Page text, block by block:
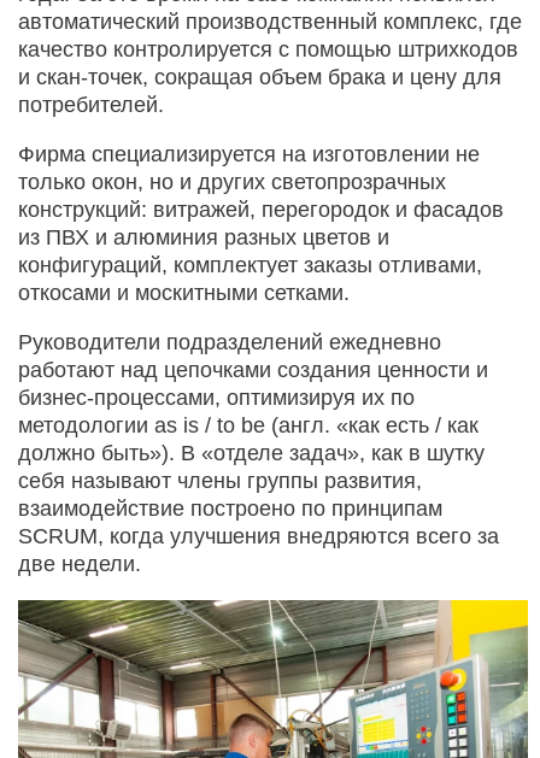
автоматический производственный комплекс, где
качество контролируется с помощью штрихкодов
и скан-точек, сокращая объем брака и цену для
потребителей.
Фирма специализируется на изготовлении не
только окон, но и других светопрозрачных
конструкций: витражей, перегородок и фасадов
из ПВХ и алюминия разных цветов и
конфигураций, комплектует заказы отливами,
откосами и москитными сетками.
Руководители подразделений ежедневно
работают над цепочками создания ценности и
бизнес-процессами, оптимизируя их по
методологии as is / to be (англ. «как есть / как
должно быть»). В «отделе задач», как в шутку
себя называют члены группы развития,
взаимодействие построено по принципам
SCRUM, когда улучшения внедряются всего за
две недели.